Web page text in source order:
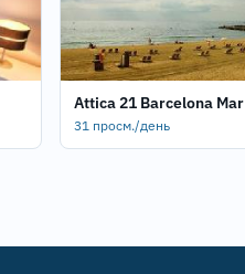
Attica 21 Barcelona Mar
31 просм./день